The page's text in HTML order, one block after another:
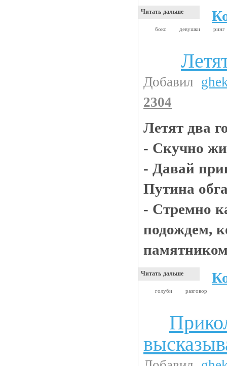
Читать дальше
бокс девушки ринг
Добавил
2304
Летят два
- Скучно
- Давай
Путина
- Стремно
подождем,
Читать дальше
голуби разговор